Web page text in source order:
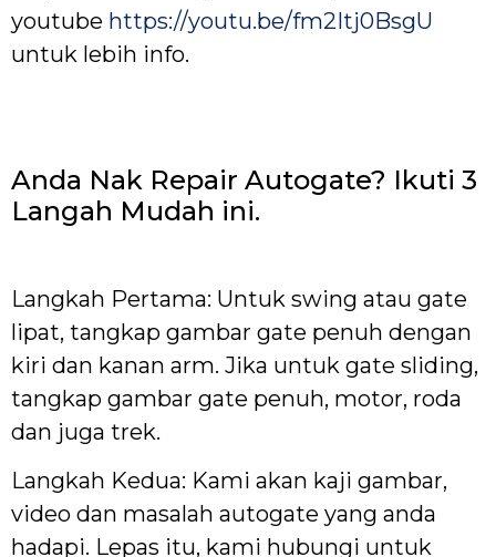
youtube https://youtu.be/fm2Itj0BsgU
untuk lebih info.
Anda Nak Repair Autogate? Ikuti 3
Langah Mudah ini.
Langkah Pertama: Untuk swing atau gate
lipat, tangkap gambar gate penuh dengan
kiri dan kanan arm. Jika untuk gate sliding,
tangkap gambar gate penuh, motor, roda
dan juga trek.
Langkah Kedua: Kami akan kaji gambar,
video dan masalah autogate yang anda
hadapi. Lepas itu, kami hubungi untuk